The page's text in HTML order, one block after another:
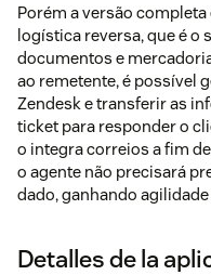
Porém a versão
logística reversa, que é o
documentos e
ao remetente, é possível
Zendesk e transferir as
ticket para responder o
o integra correios a fim
o agente não precisará
dado, ganhando
Detalles de la